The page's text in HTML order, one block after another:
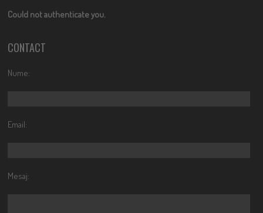
Could not authenticate you.
CONTACT
Nume:
Email:
Mesaj: